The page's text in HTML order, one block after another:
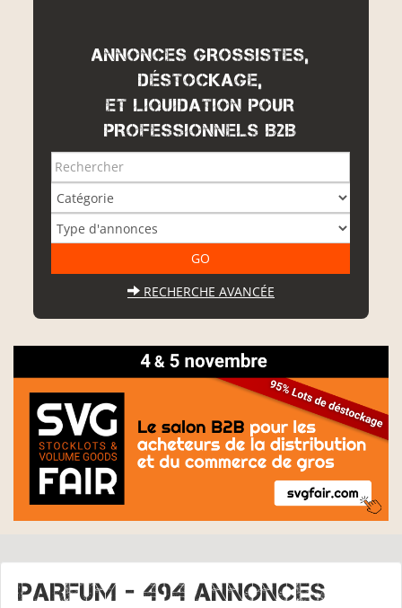
ANNONCES GROSSISTES,
DÉSTOCKAGE,
ET LIQUIDATION POUR
PROFESSIONNELS B2B
RECHERCHE AVANCÉE
PARFUM - 494 Annonces